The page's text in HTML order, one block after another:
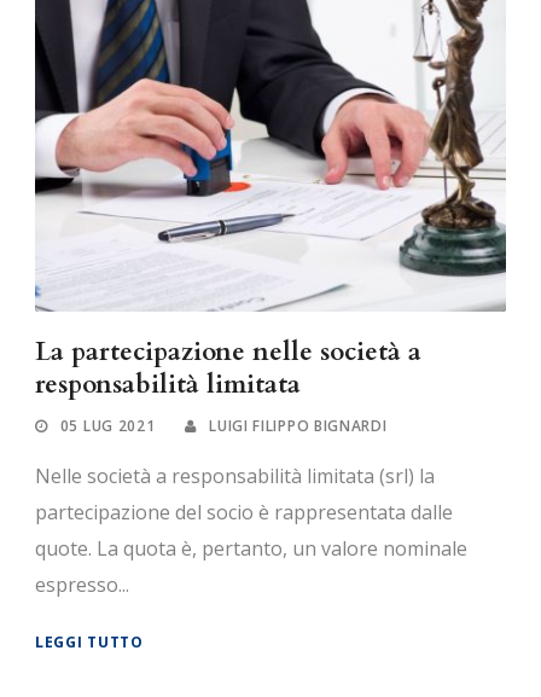
La partecipazione nelle società a
responsabilità limitata
05 LUG 2021 LUIGI FILIPPO BIGNARDI
Nelle società a responsabilità limitata (srl) la
partecipazione del socio è rappresentata dalle
quote. La quota è, pertanto, un valore nominale
espresso...
LEGGI TUTTO